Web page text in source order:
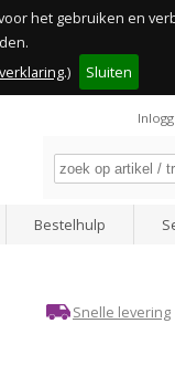
het gebruiken en
.) Sluiten
Bestelhulp
Snelle levering